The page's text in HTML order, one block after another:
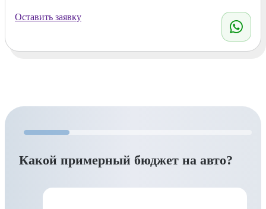
Оставить заявку
Какой примерный бюджет на авто?